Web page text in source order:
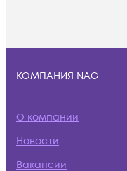
КОМПАНИЯ NAG
О компании
Новости
Вакансии